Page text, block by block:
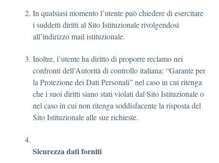
In qualsiasi momento l’utente può chiedere di esercitare
i suddetti diritti al Sito Istituzionale rivolgendosi
all’indirizzo mail istituzionale.
Inoltre, l’utente ha diritto di proporre reclamo nei
confronti dell’Autorità di controllo italiana: “Garante per
la Protezione dei Dati Personali” nel caso in cui ritenga
che i suoi diritti siano stati violati dal Sito Istituzionale o
nel caso in cui non ritenga soddisfacente la risposta del
Sito Istituzionale alle sue richieste.
Sicurezza dati forniti